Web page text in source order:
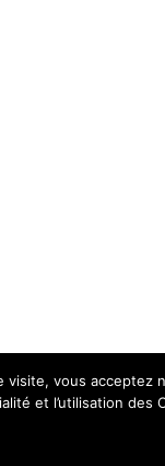
visite, vous acceptez
et l’utilisation des